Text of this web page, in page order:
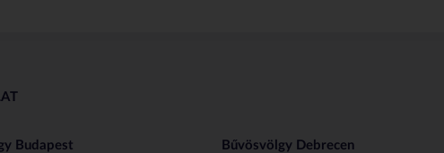
Budapest Bűvösvölgy Debrecen